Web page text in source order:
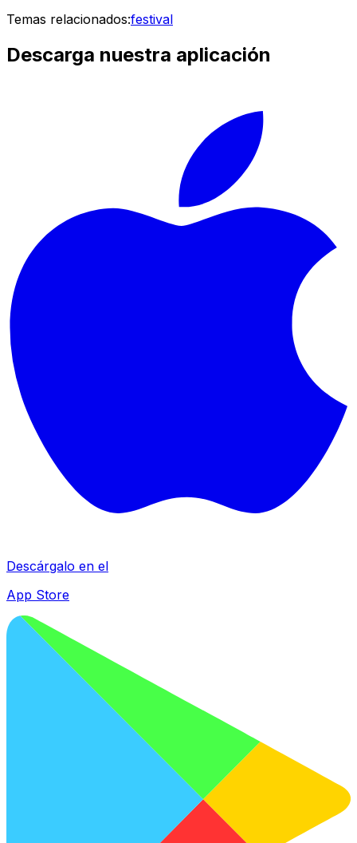
Temas relacionados:festival
Descarga nuestra aplicación
Descárgalo en el
App Store